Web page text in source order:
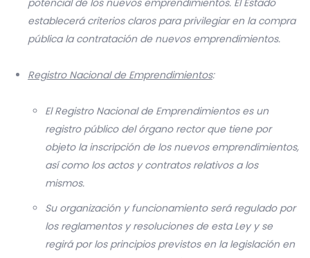
potencial de los nuevos emprendimientos. El Estado
establecerá criterios claros para privilegiar en la compra
pública la contratación de nuevos emprendimientos.
Registro Nacional de Emprendimientos:
El Registro Nacional de Emprendimientos es un
registro público del órgano rector que tiene por
objeto la inscripción de los nuevos emprendimientos,
así como los actos y contratos relativos a los
mismos.
Su organización y funcionamiento será regulado por
los reglamentos y resoluciones de esta Ley y se
regirá por los principios previstos en la legislación en